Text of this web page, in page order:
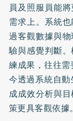
員及照服員能
需求上。系統
過客觀數據與
驗與感覺判斷
練成果，往往
今透過系統自
成成效分析與
策更具客觀依據。